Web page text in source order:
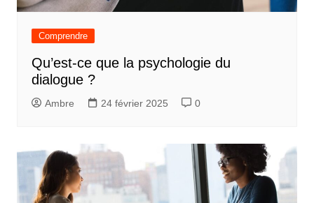
Comprendre
Qu’est-ce que la psychologie du
dialogue ?
Ambre 24 février 2025 0